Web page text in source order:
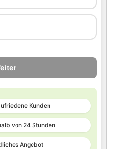
Kunden
von 24 Stunden
Angebot